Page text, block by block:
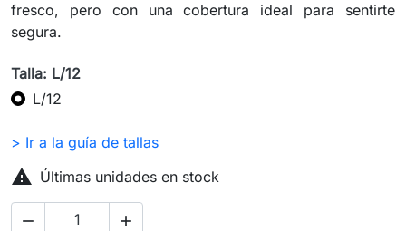
fresco, pero con una cobertura ideal para sentirte
segura.
Talla: L/12
L/12
> Ir a la guía de tallas
 Últimas unidades en stock
 